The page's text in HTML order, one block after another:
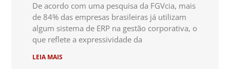
De acordo com uma pesquisa da FGVcia, mais
de 84% das empresas brasileiras já utilizam
algum sistema de ERP na gestão corporativa, o
que reflete a expressividade da
LEIA MAIS